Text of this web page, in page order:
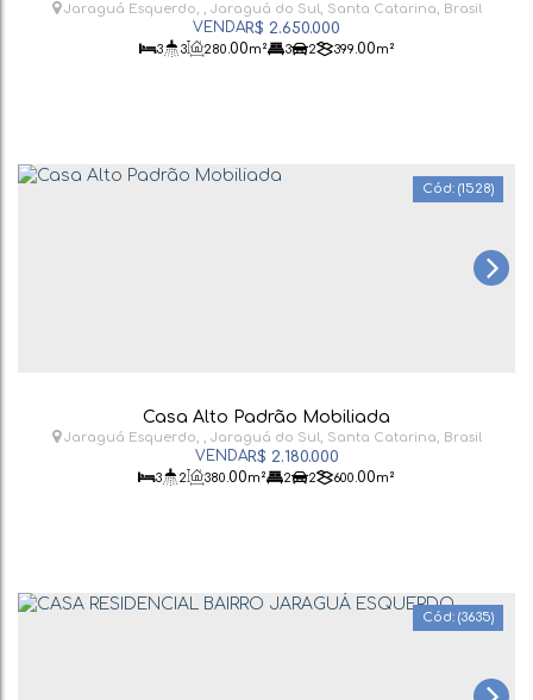
R$ 2.650.000
Jaraguá Esquerdo , Jaraguá do Sul, Santa Catarina, Brasil
3 3 280 .00m² 3 2 399 .00m²
(1528)
Casa Alto Padrão Mobiliada
R$ 2.180.000
Jaraguá Esquerdo , Jaraguá do Sul, Santa Catarina, Brasil
3 2 380 .00m² 2 2 600 .00m²
(3635)